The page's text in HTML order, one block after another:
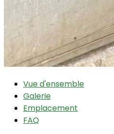
Vue d'ensemble
Galerie
Emplacement
FAQ